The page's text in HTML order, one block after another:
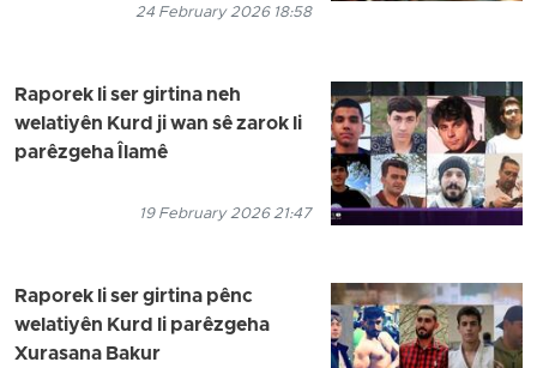
24 February 2026 18:58
Raporek li ser girtina neh
welatiyên Kurd ji wan sê zarok li
parêzgeha Îlamê
19 February 2026 21:47
Raporek li ser girtina pênc
welatiyên Kurd li parêzgeha
Xurasana Bakur